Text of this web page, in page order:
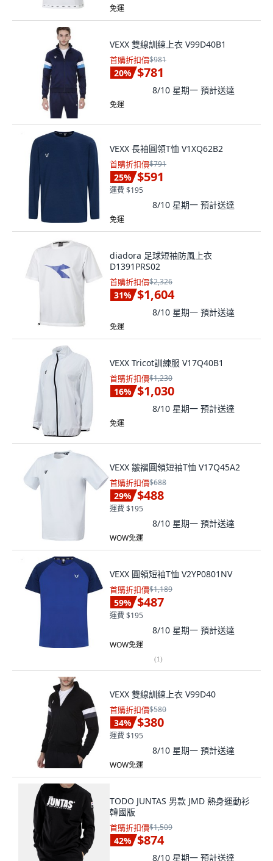
免運
VEXX 雙線訓練上衣 V99D40B1
首購折扣價$981
20% $781
8/10 星期一 預計送達
免運
VEXX 長袖圓領T恤 V1XQ62B2
首購折扣價$791
25% $591
運費 $195
8/10 星期一 預計送達
免運
diadora 足球短袖防風上衣
D1391PRS02
首購折扣價$2,326
31% $1,604
8/10 星期一 預計送達
免運
VEXX Tricot訓練服 V17Q40B1
首購折扣價$1,230
16% $1,030
8/10 星期一 預計送達
免運
VEXX 皺褶圓領短袖T恤 V17Q45A2
首購折扣價$688
29% $488
運費 $195
8/10 星期一 預計送達
WOW免運
VEXX 圓領短袖T恤 V2YP0801NV
首購折扣價$1,189
59% $487
運費 $195
8/10 星期一 預計送達
WOW免運
(1)
VEXX 雙線訓練上衣 V99D40
首購折扣價$580
34% $380
運費 $195
8/10 星期一 預計送達
WOW免運
TODO JUNTAS 男款 JMD 熱身運動衫
韓國版
首購折扣價$1,509
42% $874
8/10 星期一 預計送達